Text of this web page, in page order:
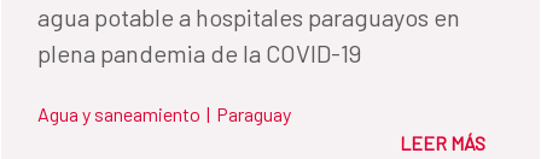
agua potable a hospitales paraguayos en
plena pandemia de la COVID-19
Agua y saneamiento | Paraguay
LEER MÁS